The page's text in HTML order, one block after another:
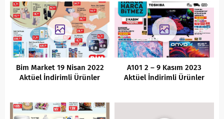
Bim Market 19 Nisan 2022
Aktüel İndirimli Ürünler
A101 2 – 9 Kasım 2023
Aktüel İndirimli Ürünler